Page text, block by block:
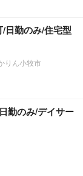
/日勤のみ/住宅型
りん小牧市
勤のみ/デイサー